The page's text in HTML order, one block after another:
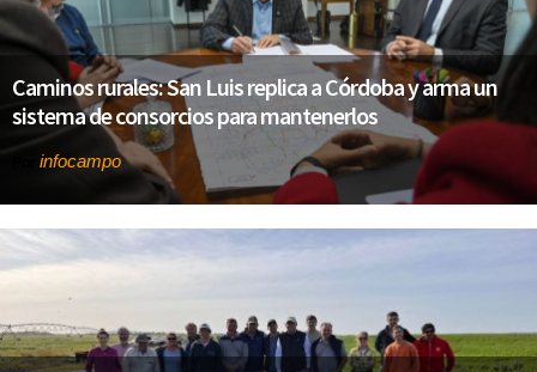
Caminos rurales: San Luis replica a Córdoba y arma un
sistema de consorcios para mantenerlos
infocampo